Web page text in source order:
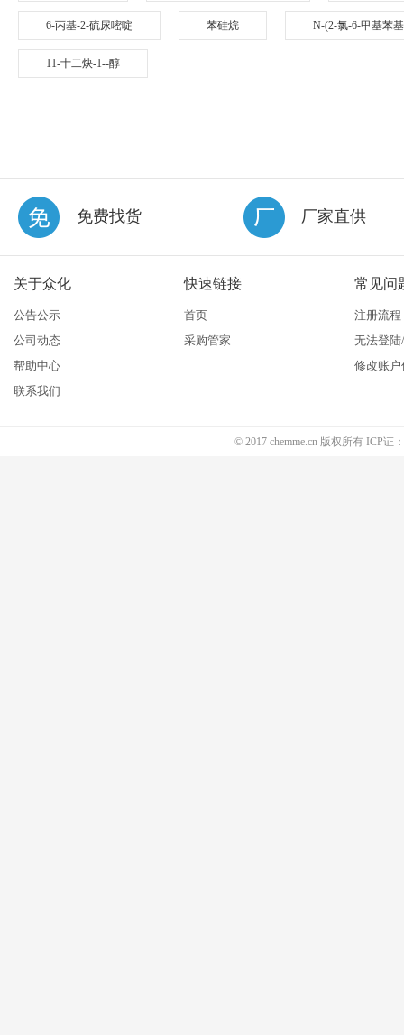
6-丙基-2-硫尿嘧啶 苯硅烷 N-(2-氯-6-甲基苯
11-十二炔-1--醇
免费找货 厂家直供
关于众化
公告公示
公司动态
帮助中心
联系我们
快速链接
首页
采购管家
常见问
注册流程
无法登
修改账户
© 2017 chemme.cn 版权所有 ICP证：